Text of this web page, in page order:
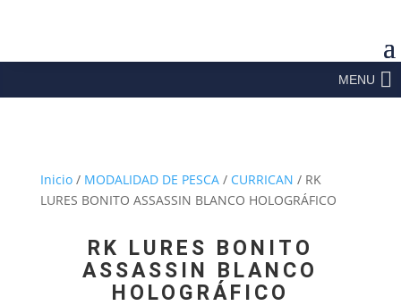
MENU
Inicio/ MODALIDAD DE PESCA/ CURRICAN / RK
LURES BONITO ASSASSIN BLANCO HOLOGRÁFICO
RK LURES BONITO
ASSASSIN BLANCO
HOLOGRÁFICO